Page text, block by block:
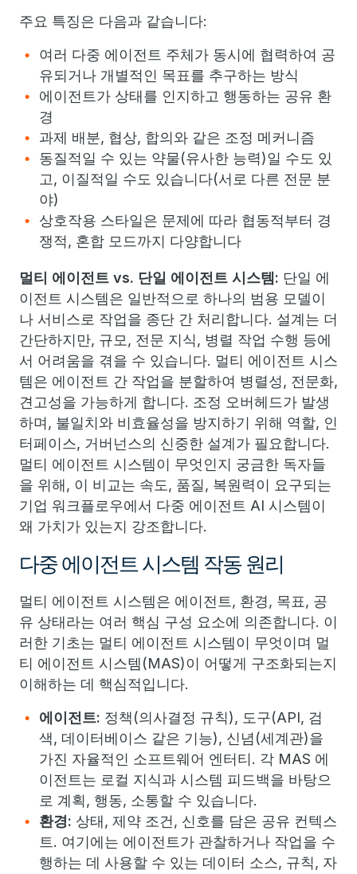
주요 특징은 다음과 같습니다:
여러 다중 에이전트 주체가 동시에 협력하여 공
유되거나 개별적인 목표를 추구하는 방식
에이전트가 상태를 인지하고 행동하는 공유 환
경
과제 배분, 협상, 합의와 같은 조정 메커니즘
동질적일 수 있는 약물(유사한 능력)일 수도 있
고, 이질적일 수도 있습니다(서로 다른 전문 분
야)
상호작용 스타일은 문제에 따라 협동적부터 경
쟁적, 혼합 모드까지 다양합니다
멀티 에이전트 vs. 단일 에이전트 시스템: 단일 에
이전트 시스템은 일반적으로 하나의 범용 모델이
나 서비스로 작업을 종단 간 처리합니다. 설계는 더
간단하지만, 규모, 전문 지식, 병렬 작업 수행 등에
서 어려움을 겪을 수 있습니다. 멀티 에이전트 시스
템은 에이전트 간 작업을 분할하여 병렬성, 전문화,
견고성을 가능하게 합니다. 조정 오버헤드가 발생
하며, 불일치와 비효율성을 방지하기 위해 역할, 인
터페이스, 거버넌스의 신중한 설계가 필요합니다.
멀티 에이전트 시스템이 무엇인지 궁금한 독자들
을 위해, 이 비교는 속도, 품질, 복원력이 요구되는
기업 워크플로우에서 다중 에이전트 AI 시스템이
왜 가치가 있는지 강조합니다.
다중 에이전트 시스템 작동 원리
멀티 에이전트 시스템은 에이전트, 환경, 목표, 공
유 상태라는 여러 핵심 구성 요소에 의존합니다. 이
러한 기초는 멀티 에이전트 시스템이 무엇이며 멀
티 에이전트 시스템(MAS)이 어떻게 구조화되는지
이해하는 데 핵심적입니다.
에이전트: 정책(의사결정 규칙), 도구(API, 검
색, 데이터베이스 같은 기능), 신념(세계관)을
가진 자율적인 소프트웨어 엔터티. 각 MAS 에
이전트는 로컬 지식과 시스템 피드백을 바탕으
로 계획, 행동, 소통할 수 있습니다.
환경: 상태, 제약 조건, 신호를 담은 공유 컨텍스
트. 여기에는 에이전트가 관찰하거나 작업을 수
행하는 데 사용할 수 있는 데이터 소스, 규칙, 자